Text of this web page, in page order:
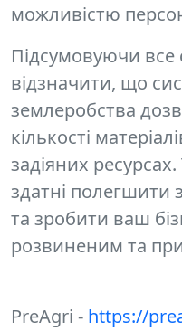
можливістю
Підсумовуючи
відзначити, що
землеробства
кількості
задіяних
здатні полегшити
та зробити ваш
розвиненим та
PreAgri - https://